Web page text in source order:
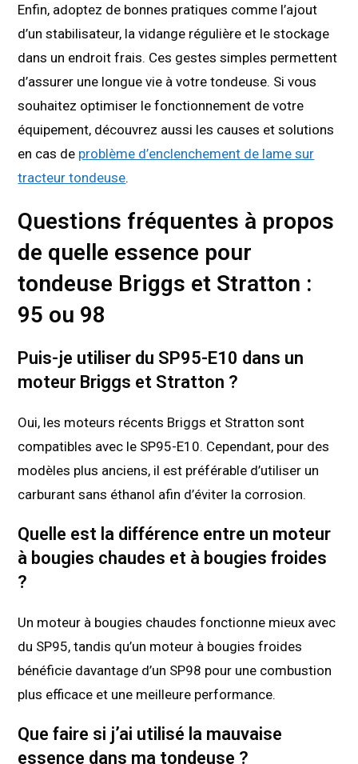
Enfin, adoptez de bonnes pratiques comme l’ajout
d’un stabilisateur, la vidange régulière et le stockage
dans un endroit frais. Ces gestes simples permettent
d’assurer une longue vie à votre tondeuse. Si vous
souhaitez optimiser le fonctionnement de votre
équipement, découvrez aussi les causes et solutions
en cas de problème d’enclenchement de lame sur
tracteur tondeuse.
Questions fréquentes à propos
de quelle essence pour
tondeuse Briggs et Stratton :
95 ou 98
Puis-je utiliser du SP95-E10 dans un
moteur Briggs et Stratton ?
Oui, les moteurs récents Briggs et Stratton sont
compatibles avec le SP95-E10. Cependant, pour des
modèles plus anciens, il est préférable d’utiliser un
carburant sans éthanol afin d’éviter la corrosion.
Quelle est la différence entre un moteur
à bougies chaudes et à bougies froides
?
Un moteur à bougies chaudes fonctionne mieux avec
du SP95, tandis qu’un moteur à bougies froides
bénéficie davantage d’un SP98 pour une combustion
plus efficace et une meilleure performance.
Que faire si j’ai utilisé la mauvaise
essence dans ma tondeuse ?